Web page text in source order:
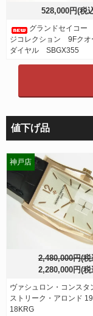
528,000円(税
グランドセイコー
ジコレクション 9Fク
ダイヤル SBGX355
値下げ品
2,480,000円(税
2,280,000円(税
ヴァシュロン・コンス
ストリーク・アロンド
18KRG
神戸店